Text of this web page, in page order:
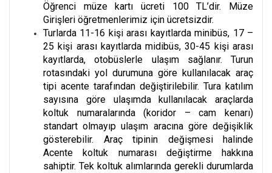
Öğrenci müze kartı ücreti 100 TL’dir. Müze
Girişleri öğretmenlerimiz için ücretsizdir.
Turlarda 11-16 kişi arası kayıtlarda minibüs, 17 –
25 kişi arası kayıtlarda midibüs, 30-45 kişi arası
kayıtlarda, otobüslerle ulaşım sağlanır. Turun
rotasındaki yol durumuna göre kullanılacak araç
tipi acente tarafından değiştirilebilir. Tura katılım
sayısına göre ulaşımda kullanılacak araçlarda
koltuk numaralarında (koridor – cam kenarı)
standart olmayıp ulaşım aracına göre değişiklik
gösterebilir. Araç tipinin değişmesi halinde
Acente koltuk numarası değiştirme hakkına
sahiptir. Tek koltuk alımlarında gerekli durumlarda